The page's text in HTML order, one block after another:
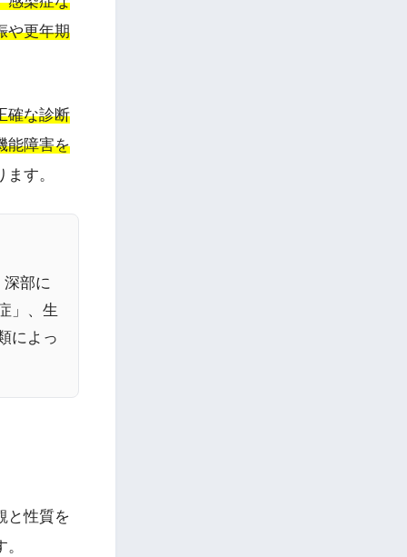
や更年期
確な診断
能障害を
す。
部に
」、生
によっ
と性質を